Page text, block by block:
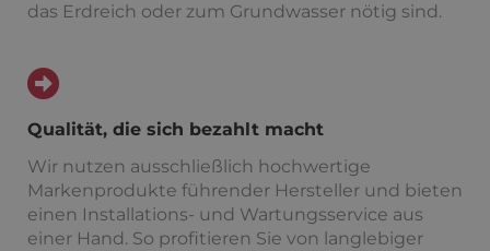
das Erdreich oder zum Grundwasser nötig sind.
Qualität, die sich bezahlt macht
Wir nutzen ausschließlich hochwertige
Markenprodukte führender Hersteller und bieten
einen Installations- und Wartungsservice aus
einer Hand. So profitieren Sie von langlebiger